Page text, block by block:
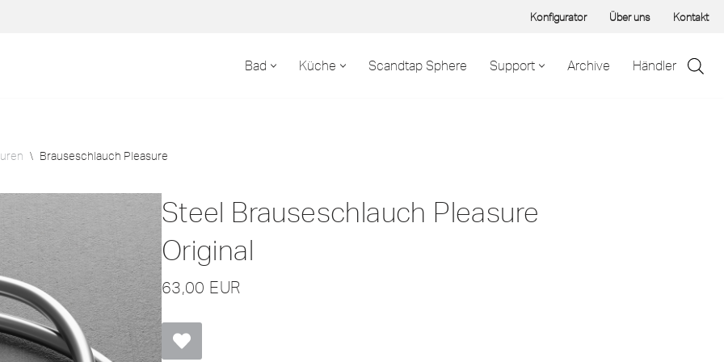
Konfigurator Über uns Kontakt
Bad Küche Scandtap Sphere Support Archive Händler
\ Brauseschlauch Pleasure
Steel Brauseschlauch Pleasure
Original
63,00 EUR